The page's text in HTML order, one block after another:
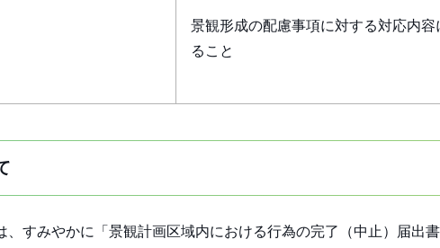
景観形成の配慮事項に対する対応内容
ること
すみやかに「景観計画区域内における行為の完了（中止）届出書